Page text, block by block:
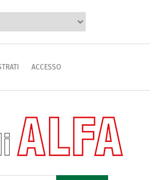
ACCESSO